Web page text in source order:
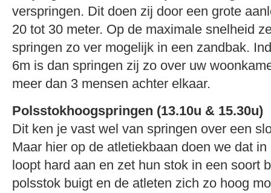
verspringen. Dit doen zij door een grote
20 tot 30 meter. Op de maximale snelheid
springen zo ver mogelijk in een zandbak.
6m is dan springen zij zo over uw
meer dan 3 mensen achter elkaar.
Polsstokhoogspringen (13.10u & 15.30u)
Dit ken je vast wel van springen over een
Maar hier op de atletiekbaan doen we dat
loopt hard aan en zet hun stok in een soort
polsstok buigt en de atleten zich zo hoog